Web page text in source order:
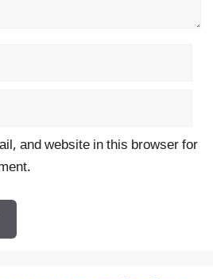
and website in this browser for